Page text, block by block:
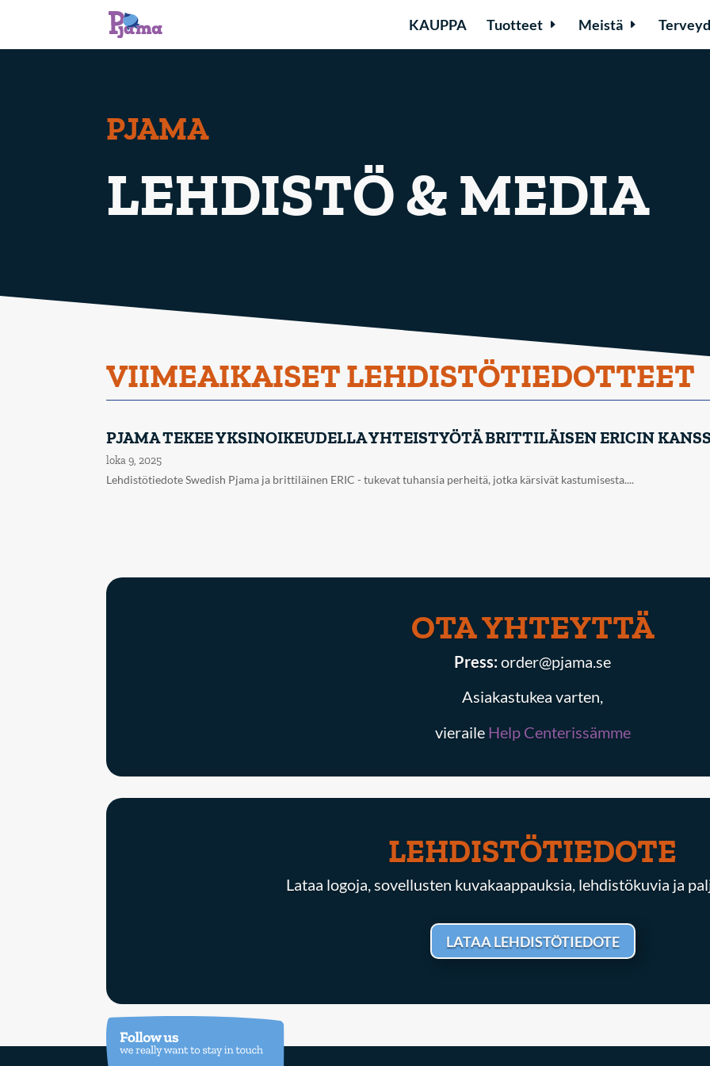
KAUPPA Tuotteet Meistä
PJAMA
LEHDISTÖ & MEDIA
VIIMEAIKAISET LEHDISTÖTIEDOTTEET
PJAMA TEKEE YKSINOIKEUDELLA YHTEISTYÖTÄ BRITTILÄISEN ERICIN
loka 9, 2025
Lehdistötiedote Swedish Pjama ja brittiläinen ERIC - tukevat tuhansia perheitä, jotka kärsivät kastumisesta....
OTA YHTEYTTÄ
Press:order@pjama.se
Asiakastukea varten,
vieraile Help Centerissämme
LEHDISTÖTIEDOTE
Lataa logoja, sovellusten kuvakaappauksia, lehdistökuvia ja
LATAA LEHDISTÖTIEDOTE